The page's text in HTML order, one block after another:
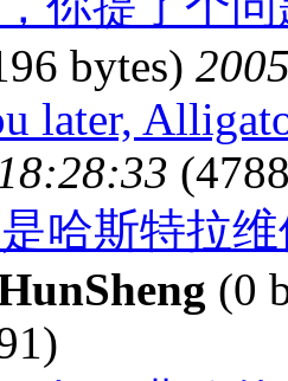
bytes)
later,
哈斯特拉
(0